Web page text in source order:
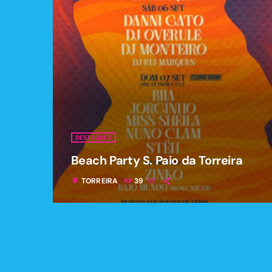
DESTAQUES
Beach Party S. Paio da Torreira
location_on TORREIRA 39